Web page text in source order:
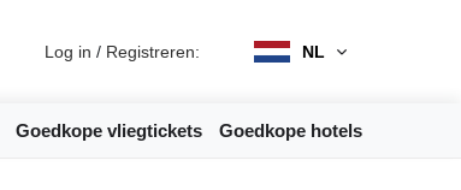
Log in / Registreren: NL
Goedkope vliegtickets Goedkope hotels